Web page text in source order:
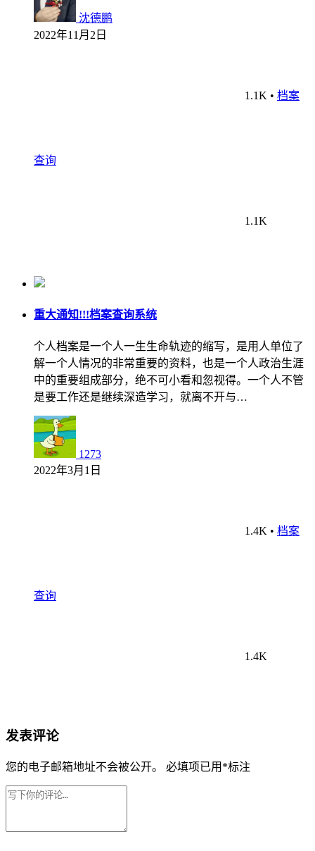
沈德鹏
2022年11月2日
1.1K • 档案
查询
1.1K
重大通知!!!档案查询系统
个人档案是一个人一生生命轨迹的缩写，是用人单位了
解一个人情况的非常重要的资料，也是一个人政治生涯
中的重要组成部分，绝不可小看和忽视得。一个人不管
是要工作还是继续深造学习，就离不开与…
1273
2022年3月1日
1.4K • 档案
查询
1.4K
发表评论
您的电子邮箱地址不会被公开。 必填项已用 *标注